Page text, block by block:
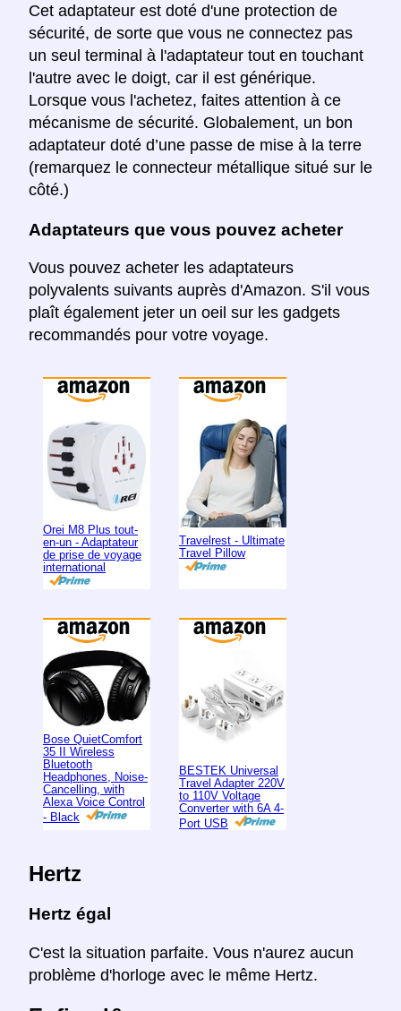
Cet adaptateur est doté d'une protection de
sécurité, de sorte que vous ne connectez pas
un seul terminal à l'adaptateur tout en touchant
l'autre avec le doigt, car il est générique.
Lorsque vous l'achetez, faites attention à ce
mécanisme de sécurité. Globalement, un bon
adaptateur doté d’une passe de mise à la terre
(remarquez le connecteur métallique situé sur le
côté.)
Adaptateurs que vous pouvez acheter
Vous pouvez acheter les adaptateurs
polyvalents suivants auprès d'Amazon. S'il vous
plaît également jeter un oeil sur les gadgets
recommandés pour votre voyage.
Orei M8 Plus tout-
en-un - Adaptateur
de prise de voyage
international
Travelrest - Ultimate
Travel Pillow
Bose QuietComfort
35 II Wireless
Bluetooth
Headphones, Noise-
Cancelling, with
Alexa Voice Control
- Black
BESTEK Universal
Travel Adapter 220V
to 110V Voltage
Converter with 6A 4-
Port USB
Hertz
Hertz égal
C'est la situation parfaite. Vous n'aurez aucun
problème d'horloge avec le même Hertz.